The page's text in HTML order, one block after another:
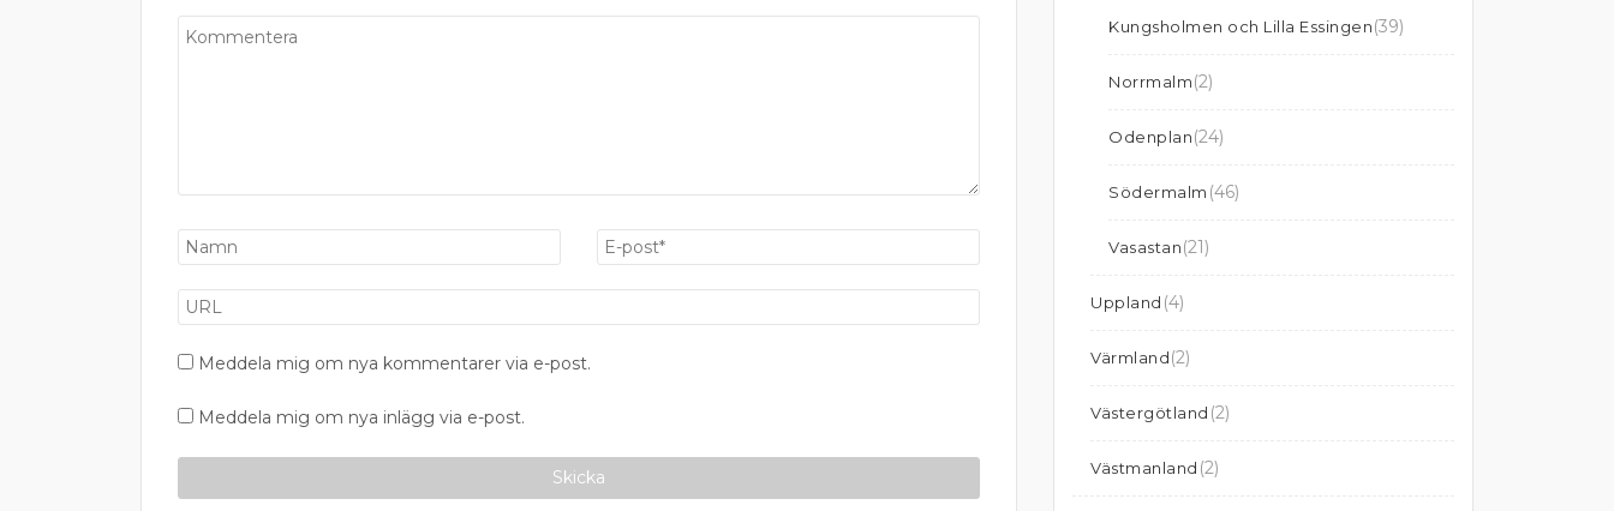
Meddela mig om nya kommentarer via e-post.
Meddela mig om nya inlägg via e-post.
Kungsholmen och Lilla Essingen(39)
Norrmalm(2)
Odenplan(24)
Södermalm (46)
Vasastan(21)
Uppland (4)
Värmland(2)
Västergötland (2)
Västmanland (2)